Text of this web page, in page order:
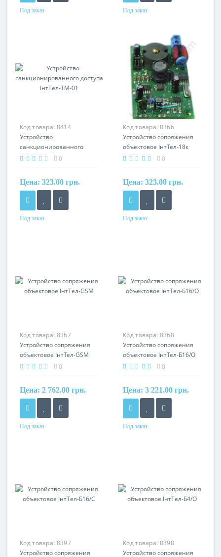
Под заказ Под заказ
Код товара: 8414
Устройство
санкционированного
доступа ІнтТел-ТМ-01
0
Цена: 323.00 грн.
Под заказ
Код товара: 8366
Устройство сопряжения
объектовое ІнтТел-18к
0
Цена: 323.00 грн.
Под заказ
Код товара: 8367
Устройство сопряжения
объектовое ІнтТел-GSM
0
Цена: 2 762.00 грн.
Под заказ
Код товара: 8368
Устройство сопряжения
объектовое ІнтТел-Б16/О
0
Цена: 3 221.00 грн.
Под заказ
Код товара: 8397
Устройство сопряжения
Код товара: 8398
Устройство сопряжения